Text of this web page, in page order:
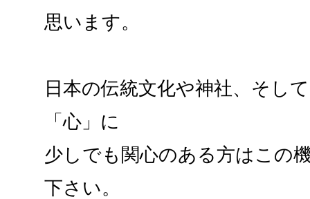
思います。
日本の伝統文化や神社、そし
「心」に
少しでも関心のある方はこの
下さい。